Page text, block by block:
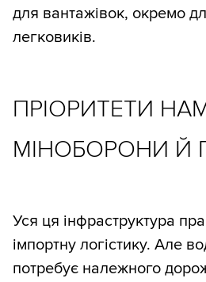
для вантажівок, окремо
легковиків.
ПРІОРИТЕТИ
МІНОБОРОНИ Й
Уся ця інфраструктура
імпортну логістику. Але
потребує належного